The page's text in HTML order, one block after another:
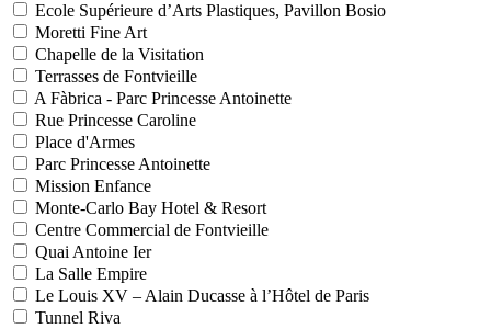
Ecole Supérieure d’Arts Plastiques, Pavillon Bosio
Moretti Fine Art
Chapelle de la Visitation
Terrasses de Fontvieille
A Fàbrica - Parc Princesse Antoinette
Rue Princesse Caroline
Place d'Armes
Parc Princesse Antoinette
Mission Enfance
Monte-Carlo Bay Hotel & Resort
Centre Commercial de Fontvieille
Quai Antoine Ier
La Salle Empire
Le Louis XV – Alain Ducasse à l’Hôtel de Paris
Tunnel Riva